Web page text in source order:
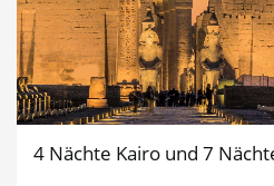
4 Nächte Kairo und 7